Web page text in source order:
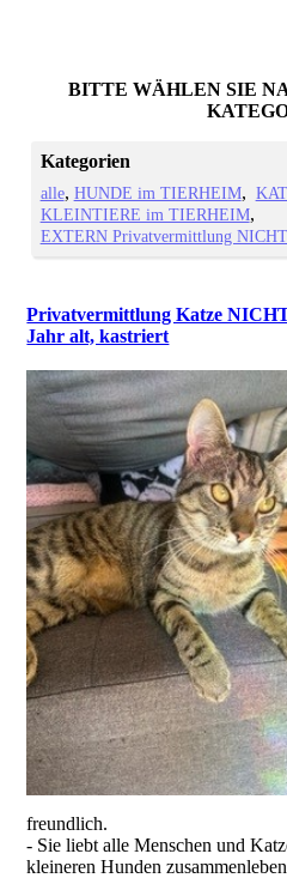
BITTE WÄHLEN SIE
Kategorien
alle HUNDE im TIERHEIM
KLEINTIERE im TIERHEIM
EXTERN Privatvermittlung
Privatvermittlung Katze
Jahr alt, kastriert
freundlich.
- Sie liebt alle Menschen und
kleineren Hunden